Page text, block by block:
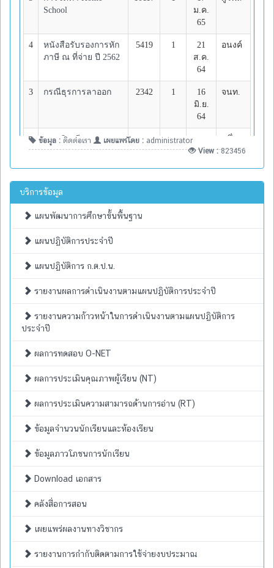
ข้อมูล : ติดต่อเรา เผยแพร่โดย : administrator
View :823456
บริการข้อมูล
แผนพัฒนาการศึกษาขั้นพื้นฐาน
แผนปฏิบัติการประจำปี
แผนปฏิบัติการ ก.ต.ป.น.
รายงานผลการดำเนินงานตามแผนปฏิบัติการประจำปี
รายงานความก้าวหน้าในการดำเนินงานตามแผนปฏิบัติการ
ประจำปี
ผลการทดสอบ O-NET
ผลการประเมินคุณภาพผู้เรียน (NT)
ผลการประเมินความสามารถด้านการอ่าน (RT)
ข้อมูลจำนวนนักเรียนและห้องเรียน
ข้อมูลภาวโภชนการนักเรียน
Download เอกสาร
คลังสื่อการสอน
เผยแพร่ผลงานทางวิชากร
รายงานการกำกับติดตามการใช้จ่ายงบประมาณ